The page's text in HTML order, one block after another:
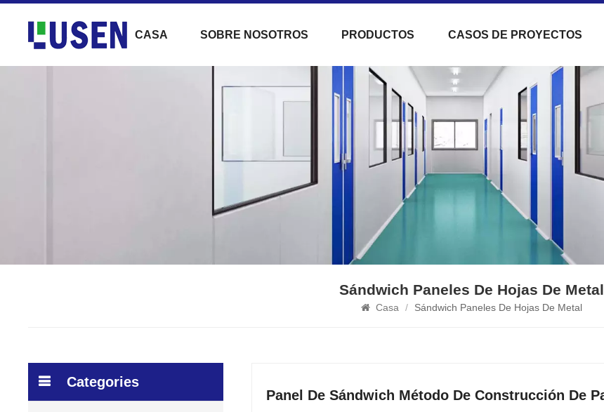
CASA SOBRE NOSOTROS PRODUCTOS CASOS DE PROYECTOS
Sándwich Paneles De Hojas De Metal
Casa / Sándwich Paneles De Hojas De Metal
Panel De Sándwich Método De Construcción De
Categories